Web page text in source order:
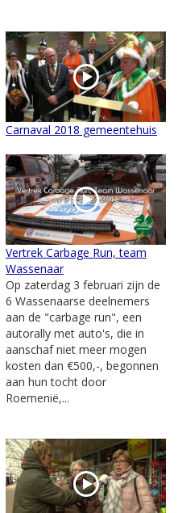
Carnaval 2018 gemeentehuis
Vertrek Carbage Run, team
Wassenaar
Op zaterdag 3 februari zijn de
6 Wassenaarse deelnemers
aan de "carbage run", een
autorally met auto's, die in
aanschaf niet meer mogen
kosten dan €500,-, begonnen
aan hun tocht door
Roemenië,...